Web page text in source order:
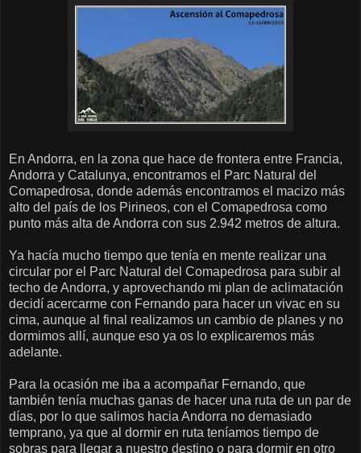
En Andorra, en la zona que hace de frontera entre Francia,
Andorra y Catalunya, encontramos el Parc Natural del
Comapedrosa, donde además encontramos el macizo más
alto del país de los Pirineos, con el Comapedrosa como
punto más alta de Andorra con sus 2.942 metros de altura.
Ya hacía mucho tiempo que tenía en mente realizar una
circular por el Parc Natural del Comapedrosa para subir al
techo de Andorra, y aprovechando mi plan de aclimatación
decidí acercarme con Fernando para hacer un vivac en su
cima, aunque al final realizamos un cambio de planes y no
dormimos allí, aunque eso ya os lo explicaremos más
adelante.
Para la ocasión me iba a acompañar Fernando, que
también tenía muchas ganas de hacer una ruta de un par de
días, por lo que salimos hacia Andorra no demasiado
temprano, ya que al dormir en ruta teníamos tiempo de
sobras para llegar a nuestro destino o para dormir en otro